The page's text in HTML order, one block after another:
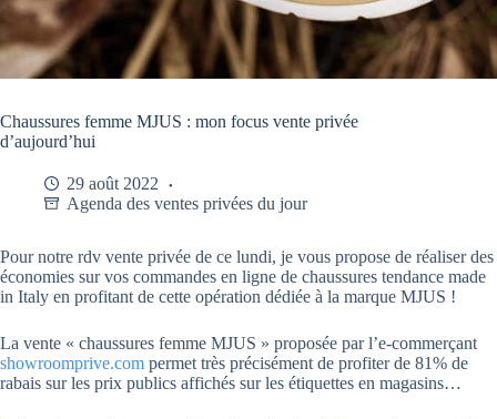
Chaussures femme MJUS : mon focus vente privée
d’aujourd’hui
29 août 2022
Agenda des ventes privées du jour
Pour notre rdv vente privée de ce lundi, je vous propose de réaliser des
économies sur vos commandes en ligne de chaussures tendance made
in Italy en profitant de cette opération dédiée à la marque MJUS !
La vente « chaussures femme MJUS » proposée par l’e-commerçant
showroomprive.com permet très précisément de profiter de 81% de
rabais sur les prix publics affichés sur les étiquettes en magasins…